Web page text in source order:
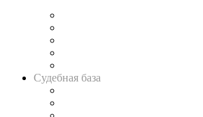
Судебная база